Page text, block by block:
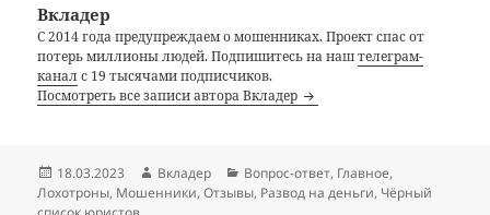
Вкладер
С 2014 года предупреждаем о мошенниках. Проект спас от
потерь миллионы людей. Подпишитесь на наштелеграм-
каналс 19 тысячами подписчиков.
Посмотреть все записи автора Вкладер
Опубликовано
18.03.2023 Автор
Вкладер Рубрики
Вопрос-ответ, Главное,
Лохотроны, Мошенники,Отзывы, Развод на деньги, Чёрный